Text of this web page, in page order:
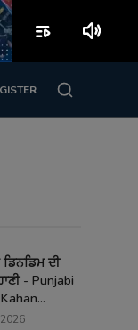
ਦੀ
- Punjabi
playlist_play volume_up